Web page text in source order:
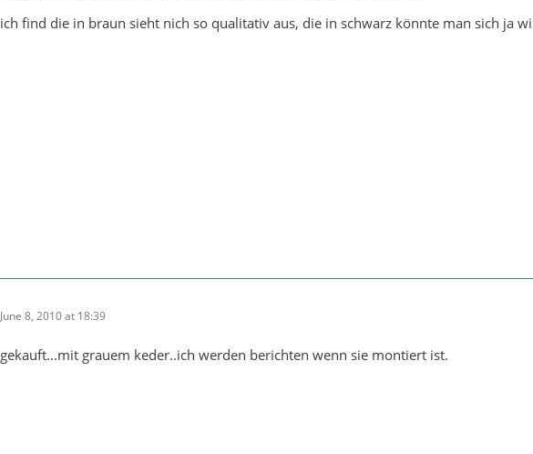
ich find die in braun sieht nich so qualitativ aus, die in schwarz könnte man sich ja
June 8, 2010 at 18:39
gekauft...mit grauem keder..ich werden berichten wenn sie montiert ist.